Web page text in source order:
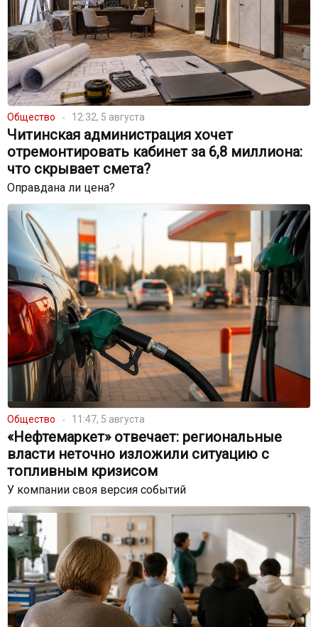
Общество 12:32, 5 августа
Читинская администрация хочет
отремонтировать кабинет за 6,8 миллиона:
что скрывает смета?
Оправдана ли цена?
Общество 11:47, 5 августа
«Нефтемаркет» отвечает: региональные
власти неточно изложили ситуацию с
топливным кризисом
У компании своя версия событий